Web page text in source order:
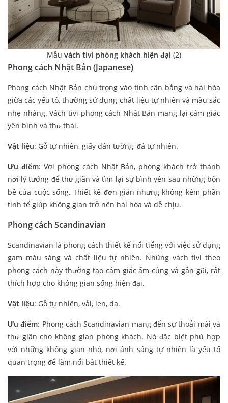
Mẫu vách tivi phòng khách hiện đại (2)
Phong cách Nhật Bản (Japanese)
Phong cách Nhật Bản chú trọng vào tính cân bằng và hài hòa
giữa các yếu tố, thường sử dụng chất liệu tự nhiên và màu sắc
nhẹ nhàng. Vách tivi phong cách Nhật Bản mang lại cảm giác
yên bình và thư thái.
Vật liệu: Gỗ tự nhiên, giấy dán tường, đá tự nhiên.
Ưu điểm: Với phong cách Nhật Bản, phòng khách trở thành
nơi lý tưởng để thư giãn và tìm lại sự bình yên sau những bộn
bề của cuộc sống. Thiết kế đơn giản nhưng không kém phần
tinh tế giúp không gian trở nên hài hòa và dễ chịu.
Phong cách Scandinavian
Scandinavian là phong cách thiết kế nổi tiếng với việc sử dụng
gam màu sáng và chất liệu tự nhiên. Những vách tivi theo
phong cách này thường tạo cảm giác ấm cúng và gần gũi, rất
thích hợp cho không gian sống hiện đại.
Vật liệu: Gỗ tự nhiên, vải, len, da.
Ưu điểm: Phong cách Scandinavian mang đến sự thoải mái và
thư giãn cho không gian phòng khách. Nó đặc biệt phù hợp
với những không gian nhỏ, nơi ánh sáng tự nhiên là yếu tố
quan trọng để làm nổi bật thiết kế.